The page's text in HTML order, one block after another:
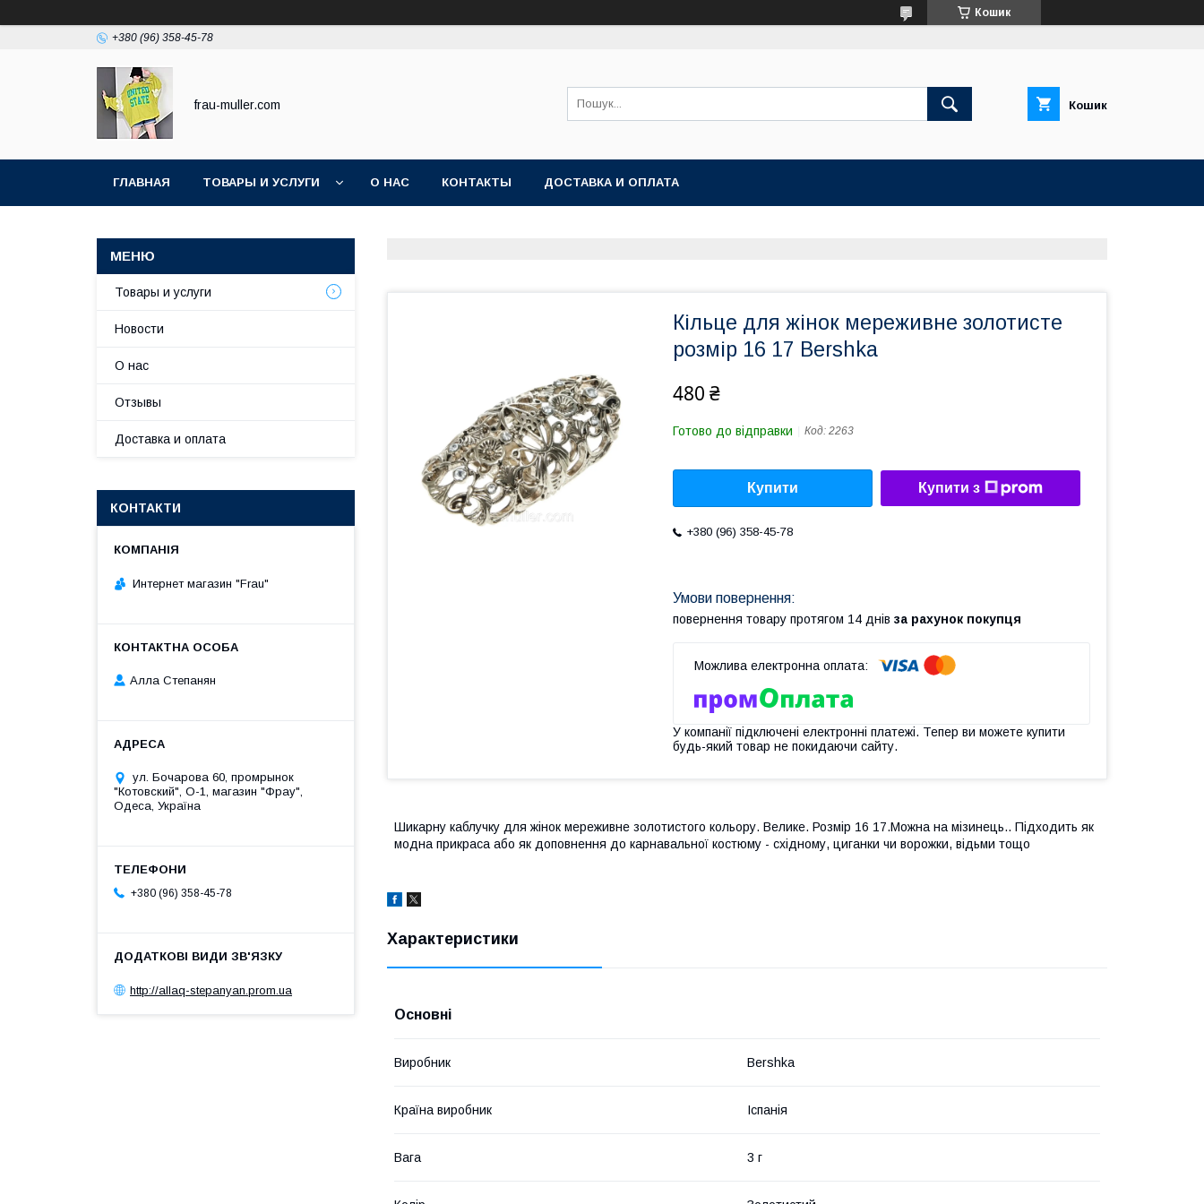
Кошик
+380 (96) 358-45-78
frau-muller.com Кошик
ГЛАВНАЯ ТОВАРЫ И УСЛУГИ О НАС КОНТАКТЫ ДОСТАВКА И ОПЛАТА
Кільце для жінок мереживне золотисте
розмір 16 17 Bershka
480 ₴
Готово до відправки Код: 2263
Купити Купити з
+380 (96) 358-45-78
повернення товару протягом 14 днів за рахунок покупця
У компанії підключені електронні платежі. Тепер ви можете купити
будь-який товар не покидаючи сайту.
Шикарну каблучку для жінок мереживне золотистого кольору. Велике. Розмір 16 17.Можна на мізинець.. Підходить як
модна прикраса або як доповнення до карнавальної костюму - східному, циганки чи ворожки, відьми тощо
Характеристики
Основні
Виробник Bershka
Країна виробник Іспанія
Вага 3 г
Товары и услуги
Новости
О нас
Отзывы
Доставка и оплата
КОНТАКТИ
Интернет магазин "Frau"
Алла Степанян
ул. Бочарова 60, промрынок
"Котовский", О-1, магазин "Фрау",
Одеса, Україна
+380 (96) 358-45-78
http://allaq-stepanyan.prom.ua